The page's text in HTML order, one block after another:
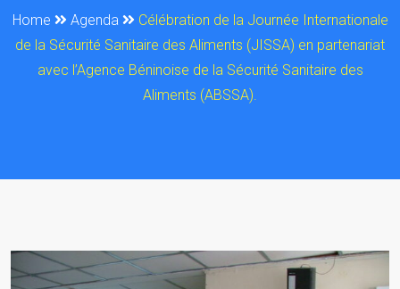
Home Agenda
Célébration de la Journée Internationale
de la Sécurité Sanitaire des Aliments (JISSA) en partenariat
avec l’Agence Béninoise de la Sécurité Sanitaire des
Aliments (ABSSA).